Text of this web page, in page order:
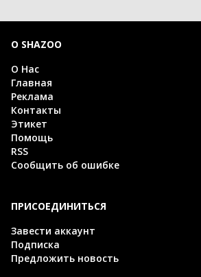
О SHAZOO
О Нас
Главная
Реклама
Контакты
Этикет
Помощь
RSS
Сообщить об ошибке
ПРИСОЕДИНИТЬСЯ
Завести аккаунт
Подписка
Предложить новость